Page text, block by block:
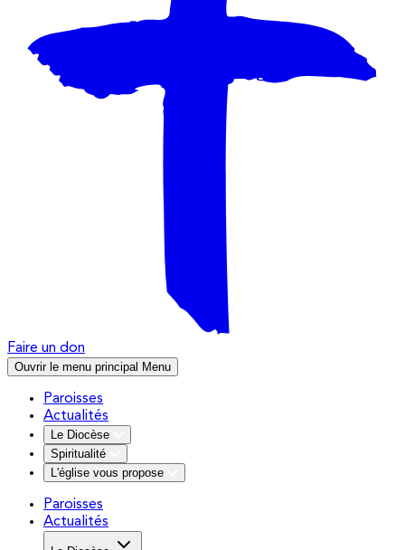
Faire un don
Ouvrir le menu principal Menu
Paroisses
Actualités
Le Diocèse
Spiritualité
L'église vous propose
Paroisses
Actualités